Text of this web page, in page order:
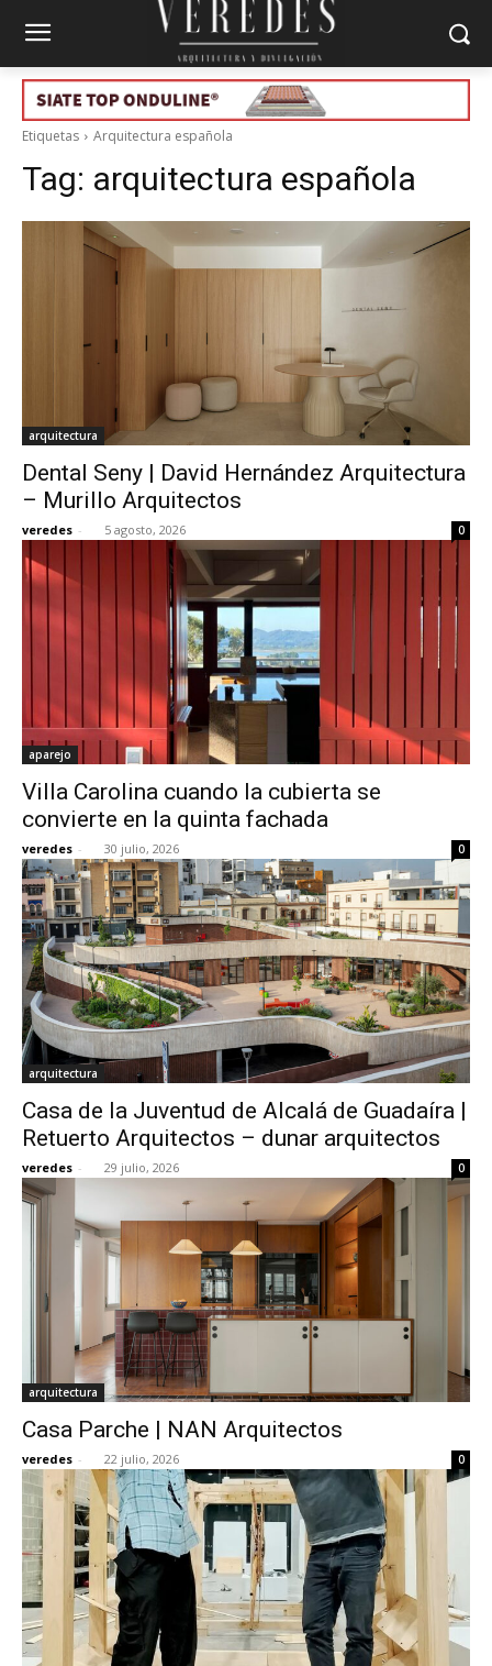
Etiquetas Arquitectura española
Tag: arquitectura española
arquitectura
Dental Seny | David Hernández Arquitectura
– Murillo Arquitectos
veredes - 5 agosto, 2026 0
aparejo
Villa Carolina cuando la cubierta se
convierte en la quinta fachada
veredes - 30 julio, 2026 0
arquitectura
Casa de la Juventud de Alcalá de Guadaíra |
Retuerto Arquitectos – dunar arquitectos
veredes - 29 julio, 2026 0
arquitectura
Casa Parche | NAN Arquitectos
veredes - 22 julio, 2026 0